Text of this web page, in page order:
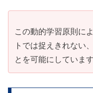
この動的学習原則に
トでは捉えきれない
とを可能にしています